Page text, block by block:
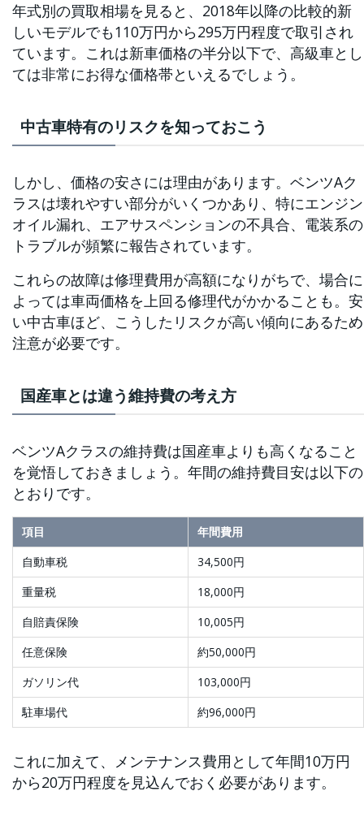
年式別の買取相場を見ると、2018年以降の比較的新
しいモデルでも110万円から295万円程度で取引され
ています。これは新車価格の半分以下で、高級車とし
ては非常にお得な価格帯といえるでしょう。
中古車特有のリスクを知っておこう
しかし、価格の安さには理由があります。ベンツAク
ラスは壊れやすい部分がいくつかあり、特にエンジン
オイル漏れ、エアサスペンションの不具合、電装系の
トラブルが頻繁に報告されています。
これらの故障は修理費用が高額になりがちで、場合に
よっては車両価格を上回る修理代がかかることも。安
い中古車ほど、こうしたリスクが高い傾向にあるため
注意が必要です。
国産車とは違う維持費の考え方
ベンツAクラスの維持費は国産車よりも高くなること
を覚悟しておきましょう。年間の維持費目安は以下の
とおりです。
項目
年間費用
自動車税
34,500円
重量税
18,000円
自賠責保険
10,005円
任意保険
約50,000円
ガソリン代
103,000円
駐車場代
約96,000円
これに加えて、メンテナンス費用として年間10万円
から20万円程度を見込んでおく必要があります。